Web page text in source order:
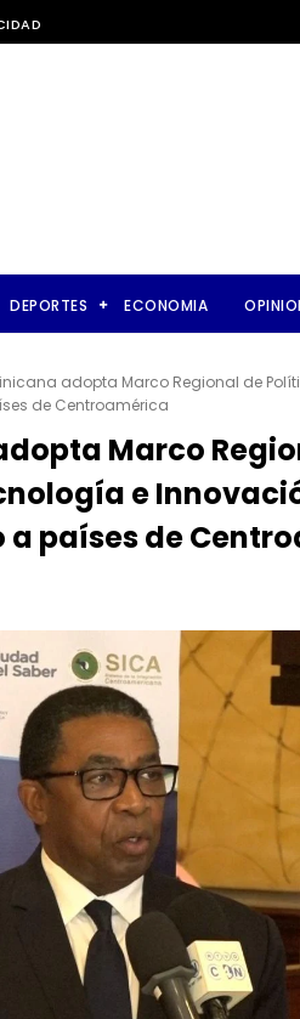
DEPORTES ECONOMIA
adopta Marco Regional de
de Centroamérica
Marco
e
países de